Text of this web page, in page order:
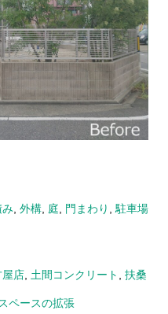
み, 外構, 庭 門まわり 駐車場
屋店, 土間コンクリート 扶桑
ペースの拡張